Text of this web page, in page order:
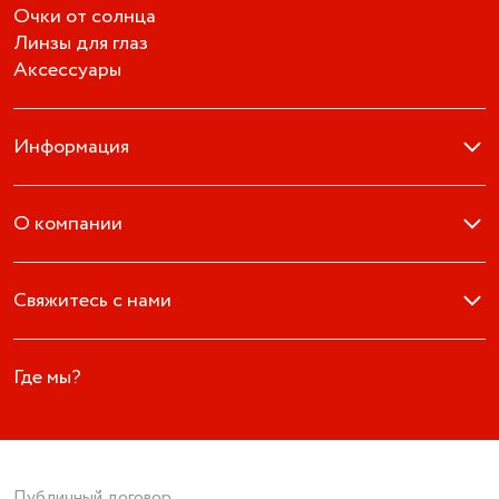
Очки от солнца
Линзы для глаз
Аксессуары
Информация
О компании
Свяжитесь с нами
Где мы?